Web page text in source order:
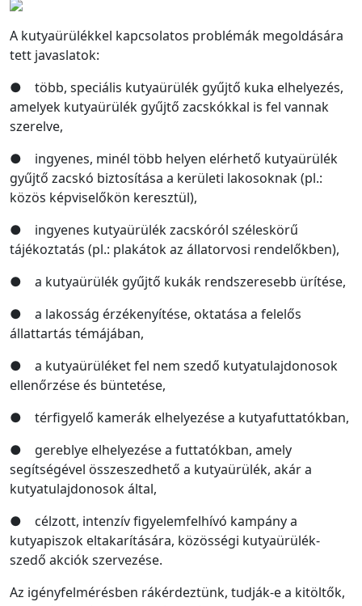
A kutyaürülékkel kapcsolatos problémák megoldására
tett javaslatok:
● több, speciális kutyaürülék gyűjtő kuka elhelyezés,
amelyek kutyaürülék gyűjtő zacskókkal is fel vannak
szerelve,
● ingyenes, minél több helyen elérhető kutyaürülék
gyűjtő zacskó biztosítása a kerületi lakosoknak (pl.:
közös képviselőkön keresztül),
● ingyenes kutyaürülék zacskóról széleskörű
tájékoztatás (pl.: plakátok az állatorvosi rendelőkben),
● a kutyaürülék gyűjtő kukák rendszeresebb ürítése,
● a lakosság érzékenyítése, oktatása a felelős
állattartás témájában,
● a kutyaürüléket fel nem szedő kutyatulajdonosok
ellenőrzése és büntetése,
● térfigyelő kamerák elhelyezése a kutyafuttatókban,
● gereblye elhelyezése a futtatókban, amely
segítségével összeszedhető a kutyaürülék, akár a
kutyatulajdonosok által,
● célzott, intenzív figyelemfelhívó kampány a
kutyapiszok eltakarítására, közösségi kutyaürülék-
szedő akciók szervezése.
Az igényfelmérésben rákérdeztünk, tudják-e a kitöltők,